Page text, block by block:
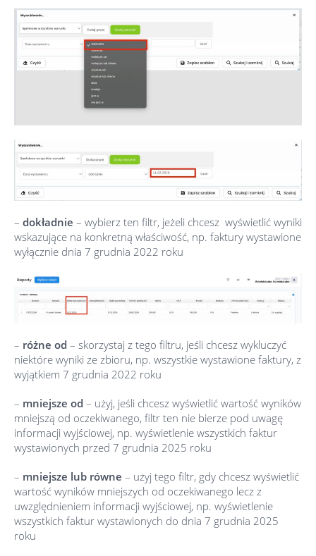
– dokładnie – wybierz ten filtr, jeżeli chcesz wyświetlić wyniki
wskazujące na konkretną właściwość, np. faktury wystawione
wyłącznie dnia 7 grudnia 2022 roku
– różne od – skorzystaj z tego filtru, jeśli chcesz wykluczyć
niektóre wyniki ze zbioru, np. wszystkie wystawione faktury, z
wyjątkiem 7 grudnia 2022 roku
– mniejsze od – użyj, jeśli chcesz wyświetlić wartość wyników
mniejszą od oczekiwanego, filtr ten nie bierze pod uwagę
informacji wyjściowej, np. wyświetlenie wszystkich faktur
wystawionych przed 7 grudnia 2025 roku
– mniejsze lub równe – użyj tego filtr, gdy chcesz wyświetlić
wartość wyników mniejszych od oczekiwanego lecz z
uwzględnieniem informacji wyjściowej, np. wyświetlenie
wszystkich faktur wystawionych do dnia 7 grudnia 2025
roku